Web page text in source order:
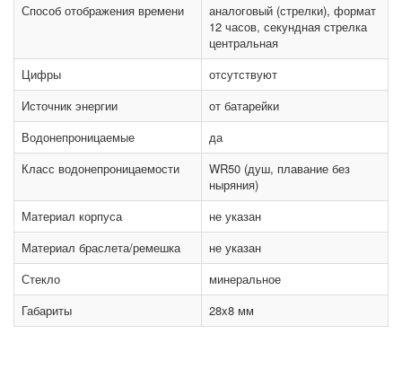
Способ отображения времени
аналоговый (стрелки), формат
12 часов, секундная стрелка
центральная
Цифры
отсутствуют
Источник энергии
от батарейки
Водонепроницаемые
да
Класс водонепроницаемости
WR50 (душ, плавание без
ныряния)
Материал корпуса
не указан
Материал браслета/ремешка
не указан
Стекло
минеральное
Габариты
28x8 мм